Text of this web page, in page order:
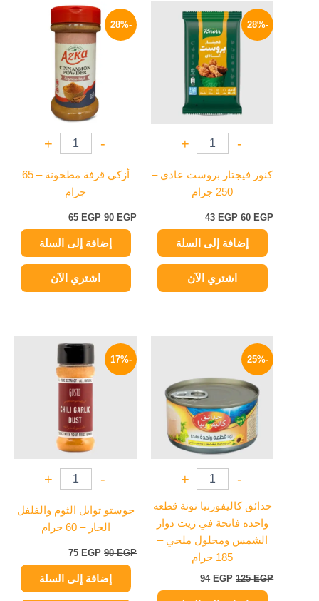
-28%
-
+
كنور فيجتار بروست عادي –
250 جرام
60EGP
الأصلي
هو:
60 EGP.
43 EGP
الحالي
هو:
43 EGP.
إضافة إلى السلة
اشتري الآن
-28%
-
+
أزكي قرفة مطحونة – 65
جرام
90EGP
السعر
هو:
90 EGP.
65 EGP
السعر
هو:
65 EGP.
إضافة إلى السلة
اشتري الآن
-25%
-
+
حدائق كاليفورنيا تونة قطعه
واحده فاتحة في زيت دوار
الشمس ومحلول ملحي –
185 جرام
125EGP
125 EGP.
94 EGP
94 EGP.
-17%
-
+
جوستو توابل الثوم والفلفل
الحار – 60 جرام
90EGP
السعر
هو:
90 EGP.
75 EGP
السعر
الحالي
هو:
75 EGP.
إضافة إلى السلة